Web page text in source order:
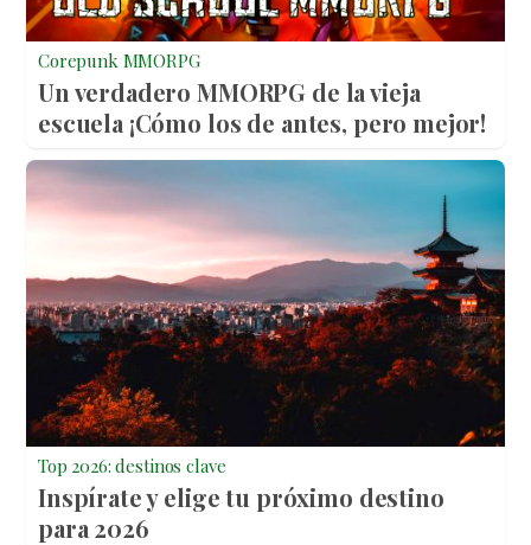
Corepunk MMORPG
Un verdadero MMORPG de la vieja
escuela ¡Cómo los de antes, pero mejor!
Top 2026: destinos clave
Inspírate y elige tu próximo destino
para 2026